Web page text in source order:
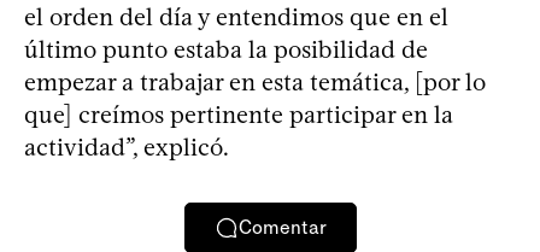
el orden del día y entendimos que en el
último punto estaba la posibilidad de
empezar a trabajar en esta temática, [por lo
que] creímos pertinente participar en la
actividad”, explicó.
Comentar